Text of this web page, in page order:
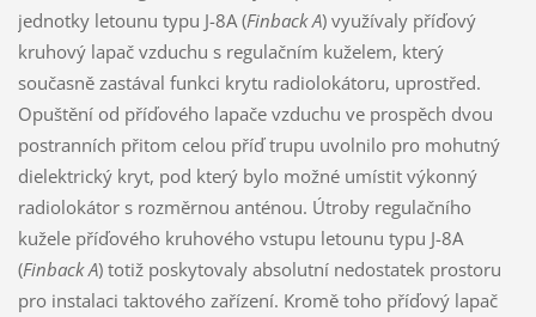
jednotky letounu typu J-8A (Finback A) využívaly příďový
kruhový lapač vzduchu s regulačním kuželem, který
současně zastával funkci krytu radiolokátoru, uprostřed.
Opuštění od příďového lapače vzduchu ve prospěch dvou
postranních přitom celou příď trupu uvolnilo pro mohutný
dielektrický kryt, pod který bylo možné umístit výkonný
radiolokátor s rozměrnou anténou. Útroby regulačního
kužele příďového kruhového vstupu letounu typu J-8A
(Finback A) totiž poskytovaly absolutní nedostatek prostoru
pro instalaci taktového zařízení. Kromě toho příďový lapač